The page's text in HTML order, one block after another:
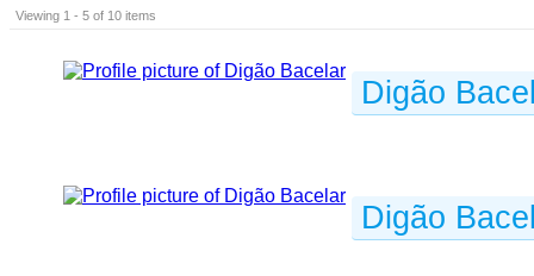
Viewing 1 - 5 of 10 items
Digão
Digão